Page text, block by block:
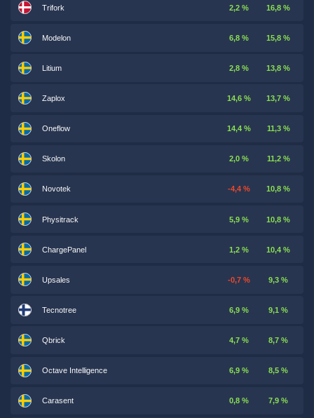
Trifork 2,2 % 16,8 %
Modelon 6,8 % 15,8 %
Litium 2,8 % 13,8 %
Zaplox 14,6 % 13,7 %
Oneflow 14,4 % 11,3 %
Skolon 2,0 % 11,2 %
Novotek -4,4 % 10,8 %
Physitrack 5,9 % 10,8 %
ChargePanel 1,2 % 10,4 %
Upsales -0,7 % 9,3 %
Tecnotree 6,9 % 9,1 %
Qbrick 4,7 % 8,7 %
Octave Intelligence 6,9 % 8,5 %
Carasent 0,8 % 7,9 %